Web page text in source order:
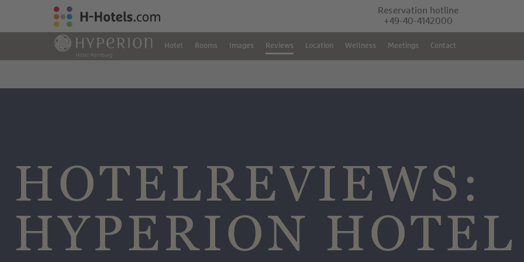
Reservation hotline
+49-40-4142000
Hotel Rooms Images Reviews Location Wellness Meetings Contact
HOTELREVIEWS:
HYPERION HOTEL